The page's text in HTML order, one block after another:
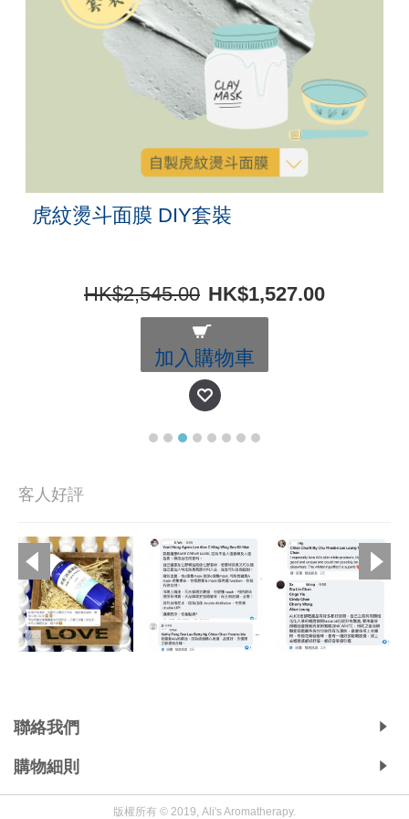
虎紋燙斗面膜 DIY套裝
HK$2,545.00 HK$1,527.00
加入購物車
客人好評
聯絡我們
購物細則
版權所有 © 2019, Ali's Aromatherapy.